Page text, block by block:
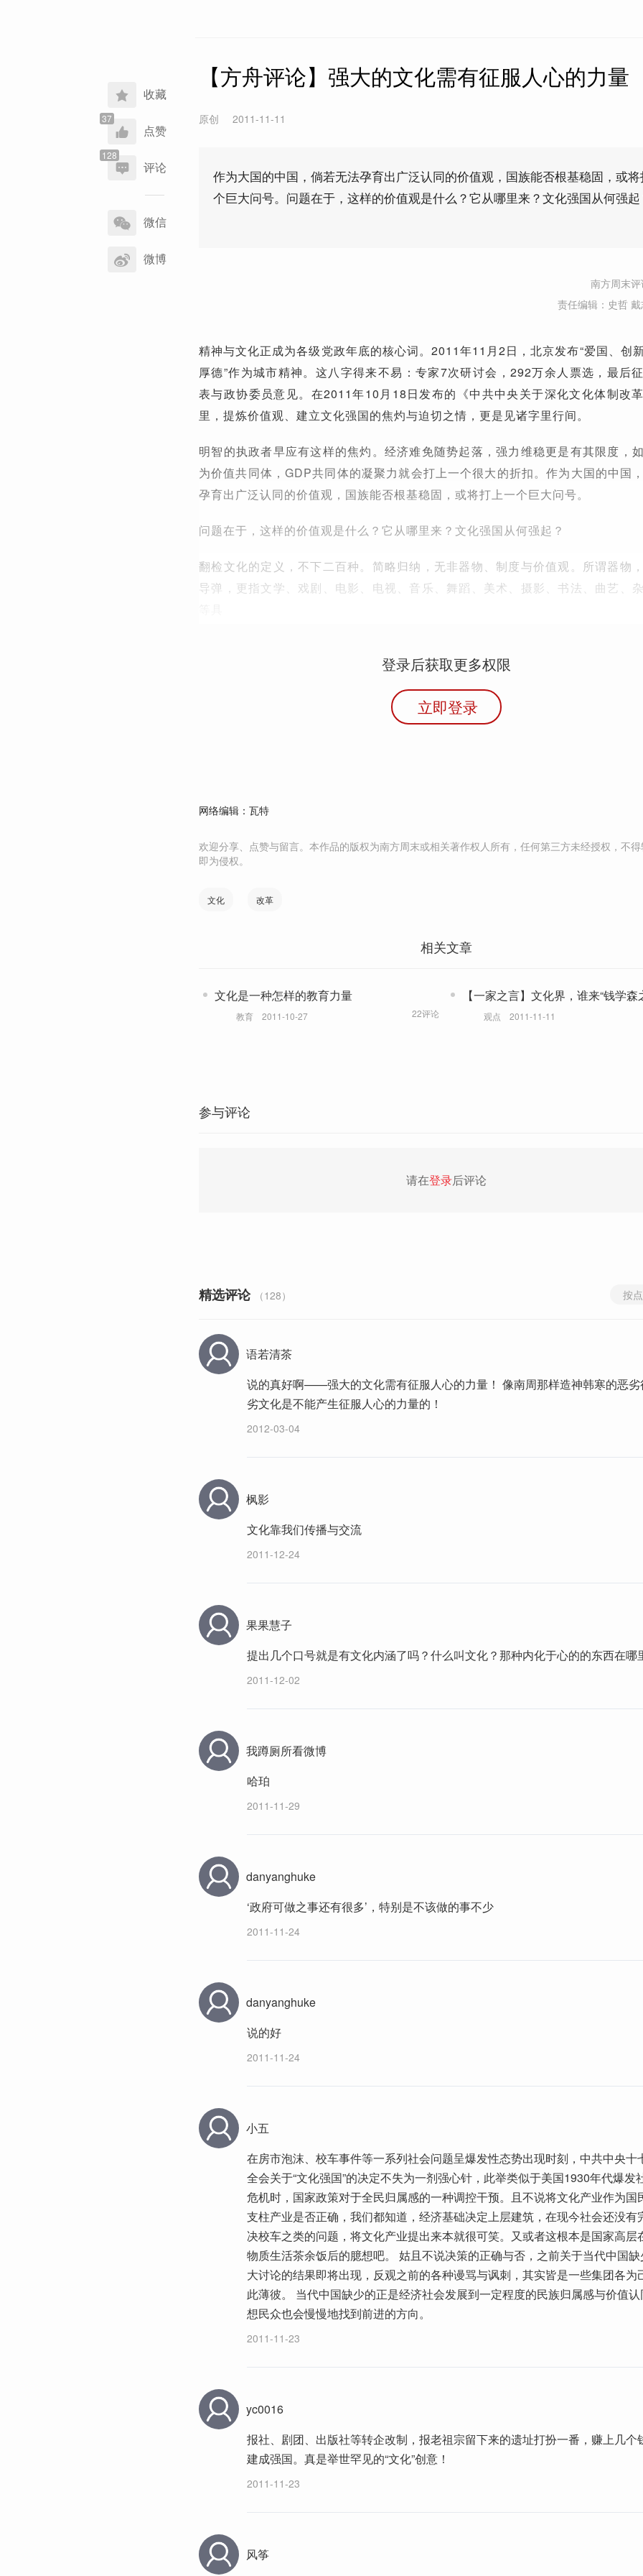
收藏
点赞
评论
享
到
微信
微博
【方舟评论】强大的文化需有征服人心的力量
原创 2011-11-11
作为大国的中国，倘若无法孕育出广泛认同的价值观，国族能否根基稳固，或
个巨大问号。问题在于，这样的价值观是什么？它从哪里来？文化强国从何强起
南方周末
责任编辑：史哲
精神与文化正成为各级党政年底的核心词。2011年11月2日，北京发布“爱国、创新
厚德”作为城市精神。这八字得来不易：专家7次研讨会，292万余人票选，最后
表与政协委员意见。在2011年10月18日发布的《中共中央关于深化文化体制改革
里，提炼价值观、建立文化强国的焦灼与迫切之情，更是见诸字里行间。
明智的执政者早应有这样的焦灼。经济难免随势起落，强力维稳更是有其限度，
为价值共同体，GDP共同体的凝聚力就会打上一个很大的折扣。作为大国的中国
孕育出广泛认同的价值观，国族能否根基稳固，或将打上一个巨大问号。
问题在于，这样的价值观是什么？它从哪里来？文化强国从何强起？
翻检文化的定义，不下二百种。简略归纳，无非器物、制度与价值观。所谓器物
导弹，更指文学、戏剧、电影、电视、音乐、舞蹈、美术、摄影、书法、曲艺、
登录后获取更多权限
立即登录
网络编辑：瓦特
欢迎分享、点赞与留言。本作品的版权为南方周末或相关著作权人所有，任何第三方未经授权，不
即为侵权。
文化 改革
相关文章
文化是一种怎样的教育力量
教育 2011-10-27 22评论
【一家之言】文化界，谁来“钱学森
观点 2011-11-11
参与评论
请在登录后评论
精选评论 （128） 按
语若清茶
说的真好啊——强大的文化需有征服人心的力量！ 像南周那样造神韩寒的恶劣
劣文化是不能产生征服人心的力量的！
2012-03-04
枫影
文化靠我们传播与交流
2011-12-24
果果慧子
提出几个口号就是有文化内涵了吗？什么叫文化？那种内化于心的的东西在哪
2011-12-02
我蹲厕所看微博
哈珀
2011-11-29
danyanghuke
‘政府可做之事还有很多’，特别是不该做的事不少
2011-11-24
danyanghuke
说的好
2011-11-24
小五
在房市泡沫、校车事件等一系列社会问题呈爆发性态势出现时刻，中共中央十
全会关于“文化强国”的决定不失为一剂强心针，此举类似于美国1930年代爆发
危机时，国家政策对于全民归属感的一种调控干预。且不说将文化产业作为国
支柱产业是否正确，我们都知道，经济基础决定上层建筑，在现今社会还没有
决校车之类的问题，将文化产业提出来本就很可笑。又或者这根本是国家高层
物质生活茶余饭后的臆想吧。 姑且不说决策的正确与否，之前关于当代中国
大讨论的结果即将出现，反观之前的各种谩骂与讽刺，其实皆是一些集团各为
此薄彼。 当代中国缺少的正是经济社会发展到一定程度的民族归属感与价值
想民众也会慢慢地找到前进的方向。
2011-11-23
yc0016
报社、剧团、出版社等转企改制，报老祖宗留下来的遗址打扮一番，赚上几个
建成强国。真是举世罕见的“文化”创意！
2011-11-23
风筝